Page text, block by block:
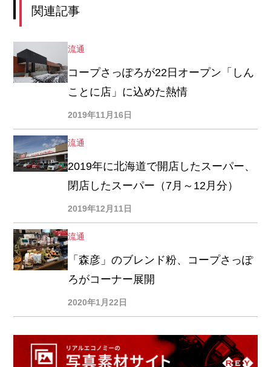
関連記事
流通
コープさっぽろが22日オープン「しん
ことに店」に込めた熱情
2019年11月16日
流通
2019年に北海道で開店したスーパー、
閉店したスーパー（7月～12月分）
2019年12月11日
流通
「森彦」のブレンド粉、コープさっぽ
ろがコーナー展開
2020年1月22日